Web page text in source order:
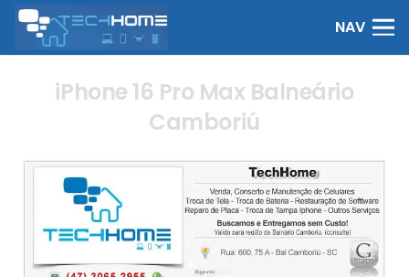
NAV
iPhone 16 Pro Max Balneário
Camboriú